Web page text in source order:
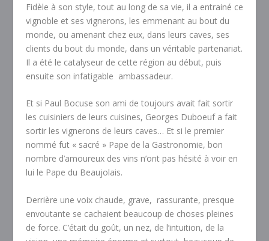
Fidèle à son style, tout au long de sa vie, il a entrainé ce
vignoble et ses vignerons, les emmenant au bout du
monde, ou amenant chez eux, dans leurs caves, ses
clients du bout du monde, dans un véritable partenariat.
Il a été le catalyseur de cette région au début, puis
ensuite son infatigable ambassadeur.
Et si Paul Bocuse son ami de toujours avait fait sortir
les cuisiniers de leurs cuisines, Georges Duboeuf a fait
sortir les vignerons de leurs caves… Et si le premier
nommé fut « sacré » Pape de la Gastronomie, bon
nombre d’amoureux des vins n’ont pas hésité à voir en
lui le Pape du Beaujolais.
Derrière une voix chaude, grave, rassurante, presque
envoutante se cachaient beaucoup de choses pleines
de force. C’était du goût, un nez, de l’intuition, de la